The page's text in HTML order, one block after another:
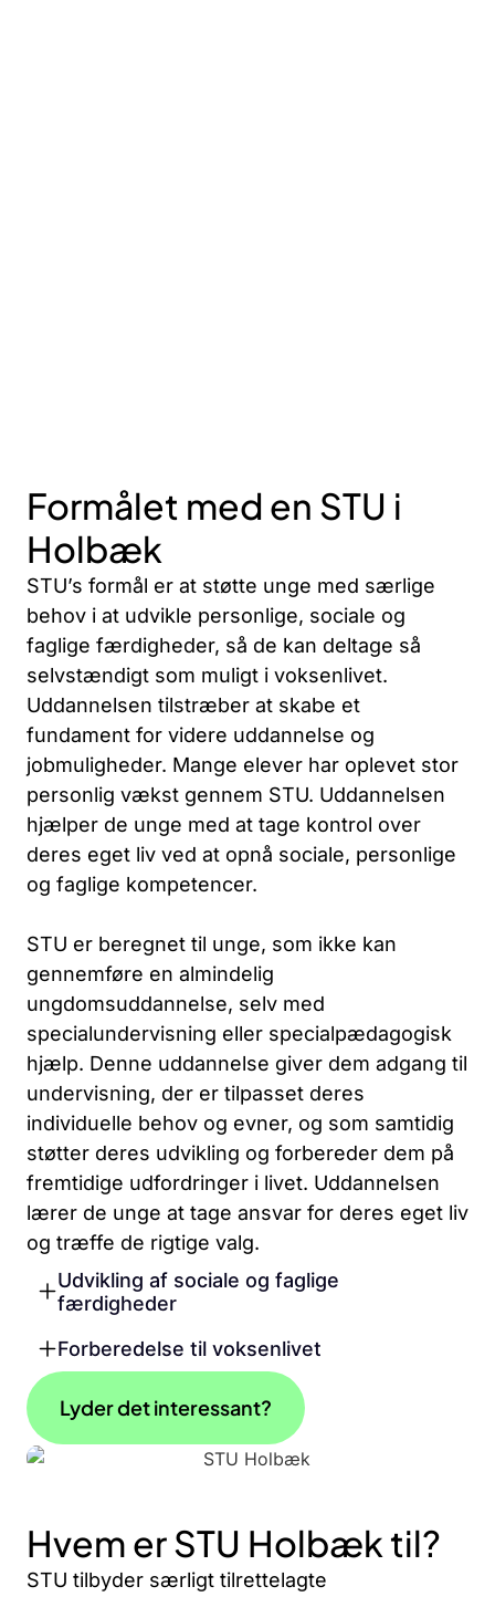
Formålet med en STU i
Holbæk
STU’s formål er at støtte unge med særlige
behov i at udvikle personlige, sociale og
faglige færdigheder, så de kan deltage så
selvstændigt som muligt i voksenlivet.
Uddannelsen tilstræber at skabe et
fundament for videre uddannelse og
jobmuligheder. Mange elever har oplevet stor
personlig vækst gennem STU. Uddannelsen
hjælper de unge med at tage kontrol over
deres eget liv ved at opnå sociale, personlige
og faglige kompetencer.
STU er beregnet til unge, som ikke kan
gennemføre en almindelig
ungdomsuddannelse, selv med
specialundervisning eller specialpædagogisk
hjælp. Denne uddannelse giver dem adgang til
undervisning, der er tilpasset deres
individuelle behov og evner, og som samtidig
støtter deres udvikling og forbereder dem på
fremtidige udfordringer i livet. Uddannelsen
lærer de unge at tage ansvar for deres eget liv
og træffe de rigtige valg.
Udvikling af sociale og faglige
færdigheder
Forberedelse til voksenlivet
Lyder det interessant?
Hvem er STU Holbæk til?
STU tilbyder særligt tilrettelagte